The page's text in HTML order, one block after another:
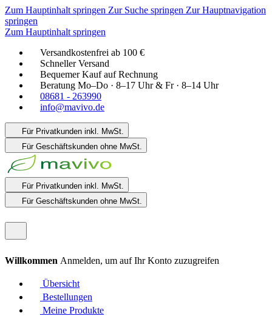
Zum Hauptinhalt springen Zur Suche springen Zur Hauptnavigation
springen
Zum Hauptinhalt springen
Versandkostenfrei ab 100 €
Schneller Versand
Bequemer Kauf auf Rechnung
Beratung Mo–Do · 8–17 Uhr & Fr · 8–14 Uhr
08681 - 263990
info@mavivo.de
Für Privatkunden inkl. MwSt.
Für Geschäftskunden ohne MwSt.
Für Privatkunden inkl. MwSt.
Für Geschäftskunden ohne MwSt.
Willkommen Anmelden, um auf Ihr Konto zuzugreifen
Übersicht
Bestellungen
Meine Produkte